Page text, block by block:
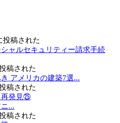
投稿された
ャルセキュリティー請求手続
稿された
アメリカの建築7選...
稿された
発見㉕
...
稿された